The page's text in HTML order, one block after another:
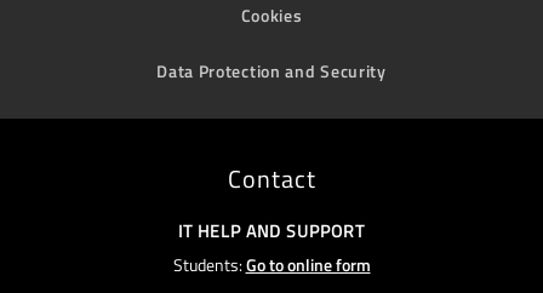
Cookies
Data Protection and Security
Contact
IT HELP AND SUPPORT
Students:Go to online form